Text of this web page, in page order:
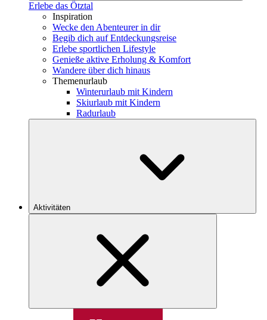
Erlebe das Ötztal
Inspiration
Wecke den Abenteurer in dir
Begib dich auf Entdeckungsreise
Erlebe sportlichen Lifestyle
Genieße aktive Erholung & Komfort
Wandere über dich hinaus
Themenurlaub
Winterurlaub mit Kindern
Skiurlaub mit Kindern
Radurlaub
Aktivitäten